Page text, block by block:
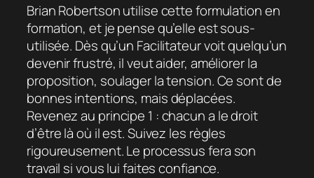
Brian Robertson utilise cette formulation en
formation, et je pense qu’elle est sous-
utilisée. Dès qu’un Facilitateur voit quelqu’un
devenir frustré, il veut aider, améliorer la
proposition, soulager la tension. Ce sont de
bonnes intentions, mais déplacées.
Revenez au principe 1 : chacun a le droit
d’être là où il est. Suivez les règles
rigoureusement. Le processus fera son
travail si vous lui faites confiance.